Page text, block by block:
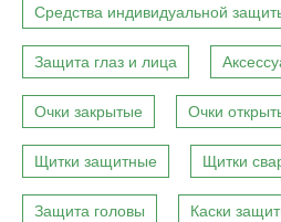
Средства индивидуальной
Защита глаз и лица
Очки закрытые Очки
Щитки защитные Щитки
Защита головы Каски